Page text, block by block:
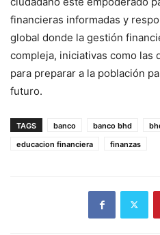
financieras informadas y
global donde la gestión
compleja, iniciativas como las
para preparar a la población
futuro.
TAGS banco banco bhd
educacion financiera
finanzas